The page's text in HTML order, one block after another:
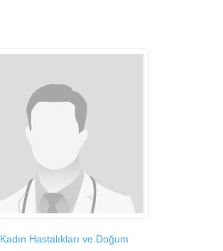
Kadın Hastalıkları ve Doğum